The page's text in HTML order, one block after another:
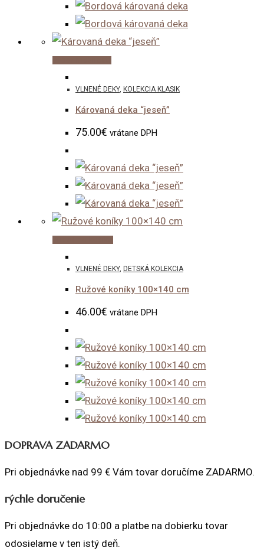
be
chosen
on
page
has
multiple
variants.
options
may
be
chosen
on
product
page
VLNENÉ DEKY, KOLEKCIA KLASIK
Károvaná deka “jeseň”
75.00€ vrátane DPH
VLNENÉ DEKY, DETSKÁ KOLEKCIA
Ružové koníky 100×140 cm
46.00€ vrátane DPH
DOPRAVA ZADARMO
Pri objednávke nad 99 € Vám tovar doručíme ZADARMO.
rýchle doručenie
Pri objednávke do 10:00 a platbe na dobierku tovar
odosielame v ten istý deň.